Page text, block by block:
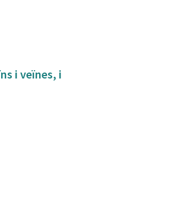
i veïnes, i